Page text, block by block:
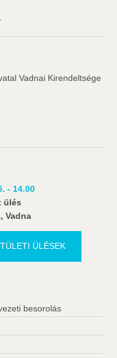
Vadnai Kirendeltsége
- 14.00
ülés
Vadna
ÜLÉSEK
besorolás